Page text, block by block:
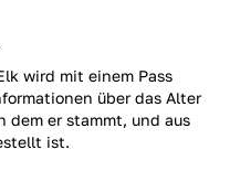
wird mit einem Pass
über das Alter
dem er stammt, und aus
ist.